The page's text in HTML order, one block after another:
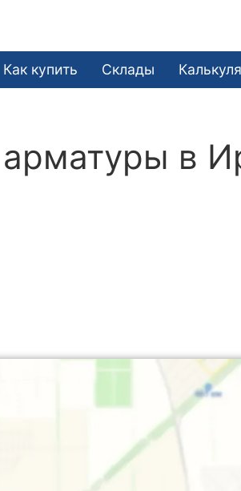
Как купить Склады
в